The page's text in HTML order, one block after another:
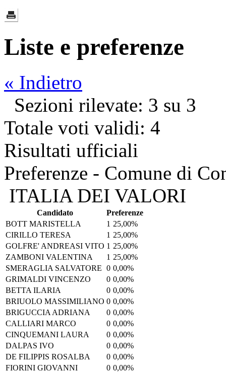
Liste e preferenze
« Indietro
Sezioni rilevate: 3 su 3
Totale voti validi: 4
Risultati ufficiali
Preferenze - Comune di
ITALIA DEI VALORI
Candidato
Preferenze
BOTT MARISTELLA
1 25,00%
CIRILLO TERESA
1 25,00%
GOLFRE' ANDREASI VITO 1 25,00%
ZAMBONI VALENTINA
1 25,00%
SMERAGLIA SALVATORE 0 0,00%
GRIMALDI VINCENZO
0 0,00%
BETTA ILARIA
0 0,00%
BRIUOLO MASSIMILIANO 0 0,00%
BRIGUCCIA ADRIANA
0 0,00%
CALLIARI MARCO
0 0,00%
CINQUEMANI LAURA
0 0,00%
DALPAS IVO
0 0,00%
DE FILIPPIS ROSALBA
0 0,00%
FIORINI GIOVANNI
0 0,00%